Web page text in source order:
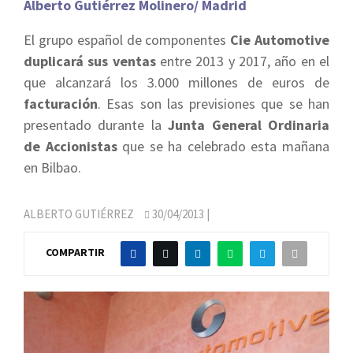
Alberto Gutiérrez Molinero/ Madrid
El grupo español de componentes Cie Automotive
duplicará sus ventasentre 2013 y 2017, año en el
que alcanzará los 3.000 millones de euros de
facturación. Esas son las previsiones que se han
presentado durante laJunta General Ordinaria
de Accionistasque se ha celebrado esta mañana
en Bilbao.
ALBERTO GUTIÉRREZ 30/04/2013 |
COMPARTIR